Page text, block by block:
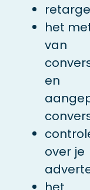
het
van
en
over je